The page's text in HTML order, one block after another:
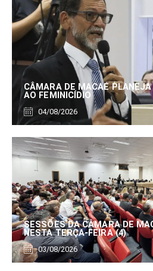
CÂMARA DE MACAÉ
AO FEMINICÍDIO
04/08/2026
SESSÕES DA CÂMARA DE
NESTA TERÇA-FEIRA (4)
03/08/2026